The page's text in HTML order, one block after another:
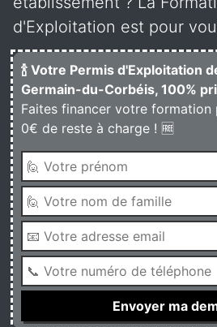
d'Exploitation est pour
🍾 Votre Permis d'Exploitation
Germain-du-Corbéis, 100%
Faites financer votre formation
0€ de reste à charge ! 🆓